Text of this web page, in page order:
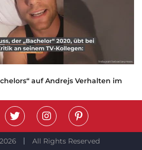
auf Andrejs Verhalten im
All Rights Reserved